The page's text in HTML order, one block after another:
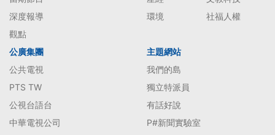
深度報導
觀點
環境
社福人權
公廣集團
公共電視
PTS TW
公視台語台
中華電視公司
主題網站
我們的島
獨立特派員
有話好說
P#新聞實驗室